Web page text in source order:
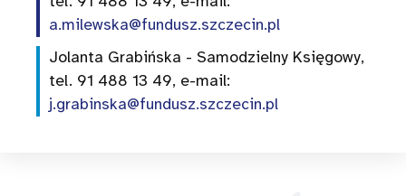
a.milewska@fundusz.szczecin.pl
Jolanta Grabińska - Samodzielny Księgowy,
tel. 91 488 13 49, e-mail:
j.grabinska@fundusz.szczecin.pl